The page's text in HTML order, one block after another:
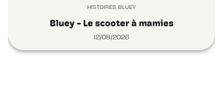
HISTOIRES BLUEY
Bluey - Le scooter à mamies
12/08/2026